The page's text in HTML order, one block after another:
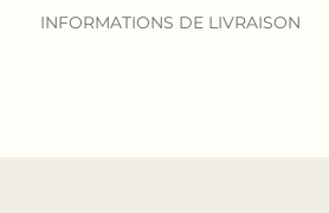
INFORMATIONS DE LIVRAISON